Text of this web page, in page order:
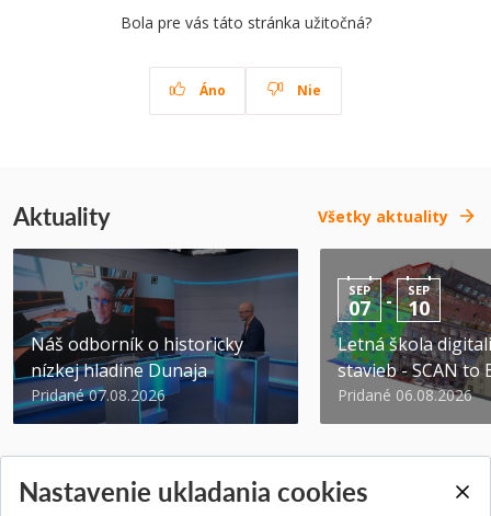
Bola pre vás táto stránka užitočná?
Áno Nie
Aktuality Všetky aktuality
Náš odborník o historicky
nízkej hladine Dunaja
Pridané 07.08.2026
SEP
07 - SEP
10
Letná škola
stavieb - SCAN to
Pridané 06.08.2026
Nastavenie ukladania cookies